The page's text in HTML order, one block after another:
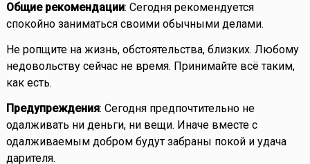
Общие рекомендации: Сегодня рекомендуется
спокойно заниматься своими обычными делами.
Не ропщите на жизнь, обстоятельства, близких. Любому
недовольству сейчас не время. Принимайте всё таким,
как есть.
Предупреждения: Сегодня предпочтительно не
одалживать ни деньги, ни вещи. Иначе вместе с
одалживаемым добром будут забраны покой и удача
дарителя.